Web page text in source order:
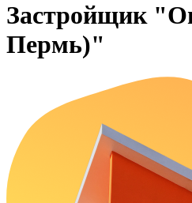
Застройщик
Пермь)"